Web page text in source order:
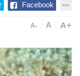
Facebook
A- A A+